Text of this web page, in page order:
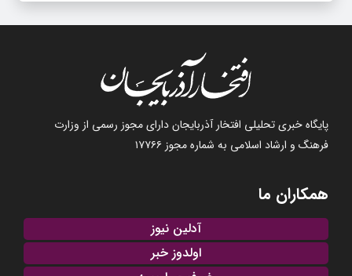
پایگاه خبری تحلیلی افتخار آذربایجان دارای مجوز رسمی از وزارت
فرهنگ و ارشاد اسلامی به شماره مجوز ۱۷۷۶۶
همکاران ما
آدلین نیوز
اولدوز خبر